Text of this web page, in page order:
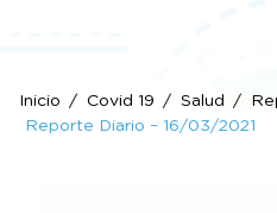
Inicio Covid 19 Salud
Reporte Diario – 16/03/2021